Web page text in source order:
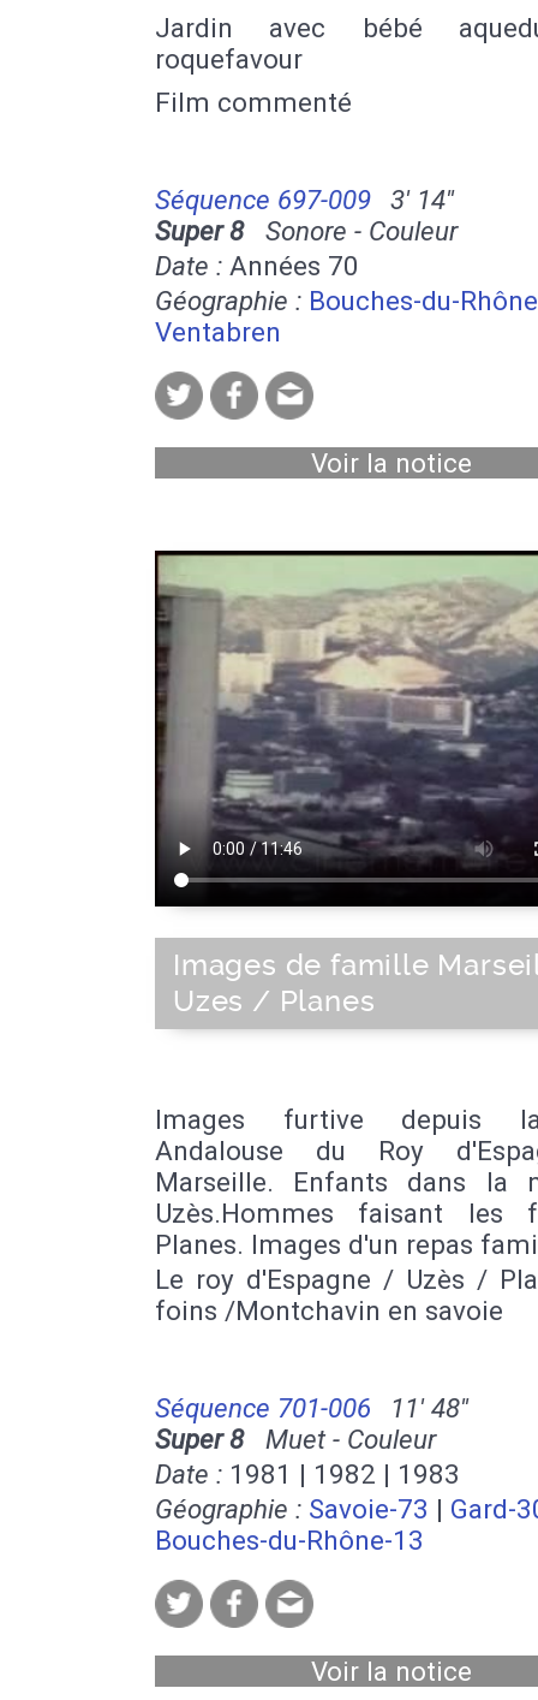
Jardin avec bébé
roquefavour
Film commenté
Séquence 697-009
3' 14''
Super 8Sonore - Couleur
Date : Années 70
Géographie : Bouches-du-
Ventabren
Voir la notice
Images de famille
Uzes / Planes
Images furtive depuis
Andalouse du Roy
Marseille. Enfants dans la
Uzès.Hommes faisant les
Planes. Images d'un repas
Le roy d'Espagne / Uzès /
foins /Montchavin en savoie
Séquence 701-006
11' 48''
Super 8Muet - Couleur
Date : 1981 | 1982 | 1983
Géographie : Savoie-73 | Gard-
Bouches-du-Rhône-13
Voir la notice